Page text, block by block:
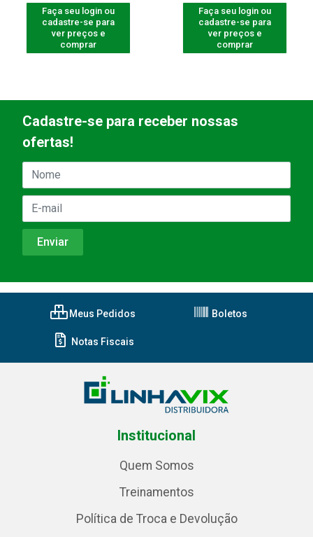
Faça seu login ou
cadastre-se para
ver preços e
comprar
Faça seu login ou
cadastre-se para
ver preços e
comprar
Cadastre-se para receber nossas
ofertas!
Meus Pedidos Boletos
Notas Fiscais
Institucional
Quem Somos
Treinamentos
Política de Troca e Devolução